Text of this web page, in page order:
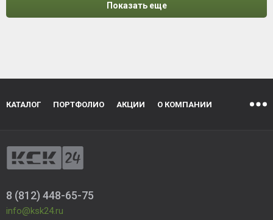
Показать еще
КАТАЛОГ ПОРТФОЛИО АКЦИИ О КОМПАНИИ
8 (812) 448-65-75
info@ksk24.ru